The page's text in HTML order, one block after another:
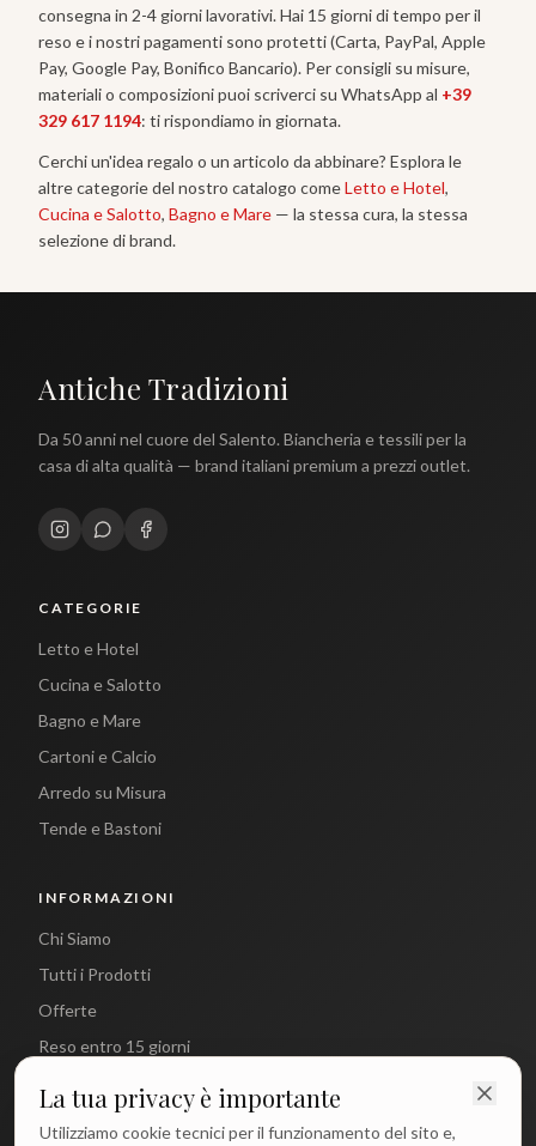
consegna in 2-4 giorni lavorativi. Hai 15 giorni di tempo per il
reso e i nostri pagamenti sono protetti (Carta, PayPal, Apple
Pay, Google Pay, Bonifico Bancario). Per consigli su misure,
materiali o composizioni puoi scriverci su WhatsApp al +39
329 617 1194: ti rispondiamo in giornata.
Cerchi un'idea regalo o un articolo da abbinare? Esplora le
altre categorie del nostro catalogo comeLetto e Hotel,
Cucina e Salotto, Bagno e Mare — la stessa cura, la stessa
selezione di brand.
Antiche Tradizioni
Da 50 anni nel cuore del Salento. Biancheria e tessili per la
casa di alta qualità — brand italiani premium a prezzi outlet.
CATEGORIE
Letto e Hotel
Cucina e Salotto
Bagno e Mare
Cartoni e Calcio
Arredo su Misura
Tende e Bastoni
INFORMAZIONI
Chi Siamo
Tutti i Prodotti
Offerte
Reso entro 15 giorni
CONTATTI
La tua privacy è importante
Utilizziamo cookie tecnici per il funzionamento del sito e,